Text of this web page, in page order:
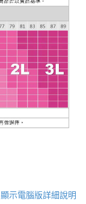
顯示電腦版詳細說明